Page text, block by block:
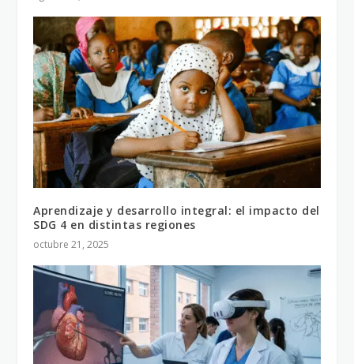
Aprendizaje y desarrollo integral: el impacto del
SDG 4 en distintas regiones
octubre 21, 2025